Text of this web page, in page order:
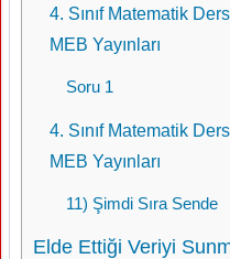
4. Sınıf Matematik
MEB Yayınları
Soru 1
4. Sınıf Matematik
MEB Yayınları
11) Şimdi Sıra Sende
Elde Ettiği Veriyi